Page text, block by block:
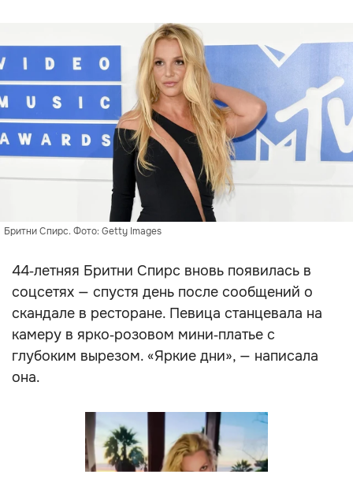
Бритни Спирс. Фото: Getty Images
44‑летняя Бритни Спирс вновь появилась в
соцсетях — спустя день после сообщений о
скандале в ресторане. Певица станцевала на
камеру в ярко‑розовом мини‑платье с
глубоким вырезом. «Яркие дни», — написала
она.